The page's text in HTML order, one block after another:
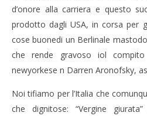
d’onore alla carriera e questo
prodotto dagli USA, in corsa per
cose buonedi un Berlinale
che rende gravoso iol
newyorkese n Darren Aronofsky,
Noi tifiamo per l’Italia che
che dignitose: “Vergine